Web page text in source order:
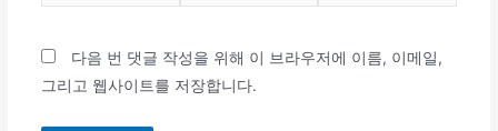
다음 번 댓글 작성을 위해 이 브라우저에 이름, 이메일,
그리고 웹사이트를 저장합니다.